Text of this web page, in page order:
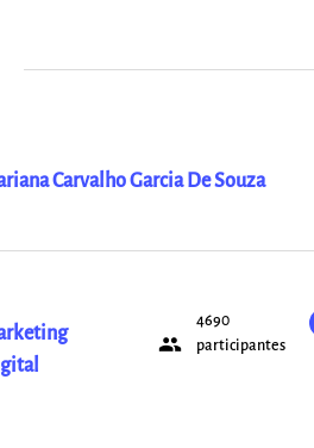
Carvalho Garcia De Souza
people
4690
participantes